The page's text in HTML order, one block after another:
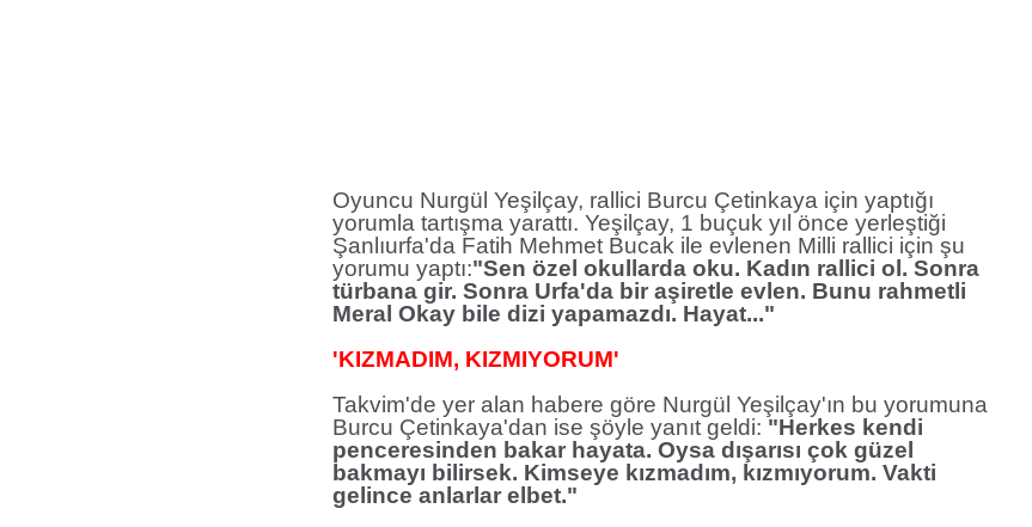
Oyuncu Nurgül Yeşilçay, rallici Burcu Çetinkaya için yaptığı
yorumla tartışma yarattı. Yeşilçay, 1 buçuk yıl önce yerleştiği
Şanlıurfa'da Fatih Mehmet Bucak ile evlenen Milli rallici için şu
yorumu yaptı:"Sen özel okullarda oku. Kadın rallici ol. Sonra
türbana gir. Sonra Urfa'da bir aşiretle evlen. Bunu rahmetli
Meral Okay bile dizi yapamazdı. Hayat..."
'KIZMADIM, KIZMIYORUM'
Takvim'de yer alan habere göre Nurgül Yeşilçay'ın bu yorumuna
Burcu Çetinkaya'dan ise şöyle yanıt geldi: "Herkes kendi
penceresinden bakar hayata. Oysa dışarısı çok güzel
bakmayı bilirsek. Kimseye kızmadım, kızmıyorum. Vakti
gelince anlarlar elbet."